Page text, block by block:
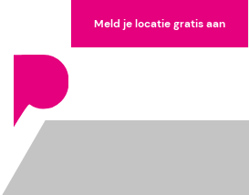
Meld je locatie gratis aan